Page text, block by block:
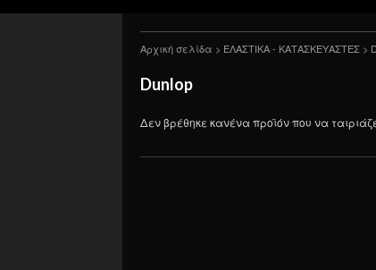
Αρχική σελίδα > ΕΛΑΣΤΙΚΑ - ΚΑΤΑΣΚΕΥΑΣΤΕΣ >
Dunlop
Δεν βρέθηκε κανένα προϊόν που να